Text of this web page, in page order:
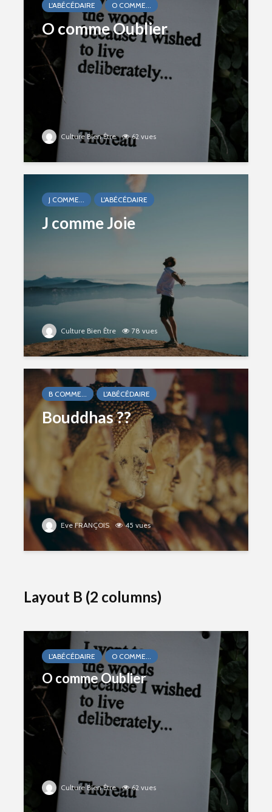
L'ABÉCÉDAIRE O COMME...
O comme Oublier
Culture Bien Être 62 vues
J COMME... L'ABÉCÉDAIRE
J comme Joie
Culture Bien Être 78 vues
B COMME... L'ABÉCÉDAIRE
Bouddhas ??
Eve FRANÇOIS 45 vues
Layout B (2 columns)
L'ABÉCÉDAIRE O COMME...
O comme Oublier
Culture Bien Être 62 vues